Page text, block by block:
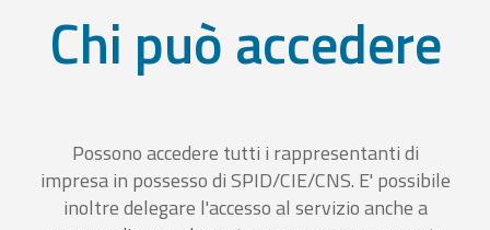
Chi può accedere
Possono accedere tutti i rappresentanti di
impresa in possesso di SPID/CIE/CNS. E' possibile
inoltre delegare l'accesso al servizio anche a